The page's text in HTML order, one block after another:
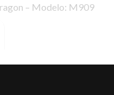
– Modelo: M909
– Sensor
(12400
30G/220ips)